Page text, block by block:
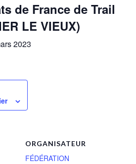
de France de Trail
LE VIEUX)
2023
ORGANISATEUR
FÉDÉRATION